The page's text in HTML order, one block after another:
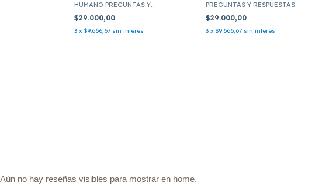
HUMANO PREGUNTAS Y
$29.000,00
3 x $9.666,67 sin interés
PREGUNTAS Y RESPUESTAS
$29.000,00
3 x $9.666,67 sin interés
Aún no hay reseñas visibles para mostrar en home.